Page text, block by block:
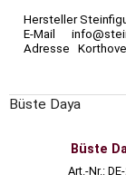
Hersteller
E-Mail
Adresse
Büste Daya
Büste
Art.-Nr.: